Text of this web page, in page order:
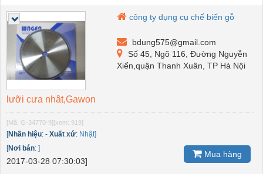
công ty dụng cụ chế biến gỗ
bdung575@gmail.com
Số 45, Ngõ 116, Đường Nguyễn
Xiển,quận Thanh Xuân, TP Hà Nội
lưỡi cưa nhât,Gawon
[Mã: G-34770-9][xem: 919]
[Nhãn hiệu: - Xuất xứ: Nhật]
[Nơi bán: ]
2017-03-28 07:30:03]
Mua hàng